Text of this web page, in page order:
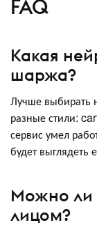
FAQ
Какая
шаржа?
Лучше выбирать
разные стили:
сервис умел
будет выглядеть
Можно ли
лицом?